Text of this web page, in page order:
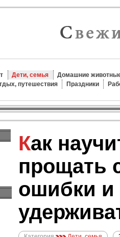
Дети, семья
Домашние
путешествия Праздники
Как научить ребенка
прощать
ошибки и